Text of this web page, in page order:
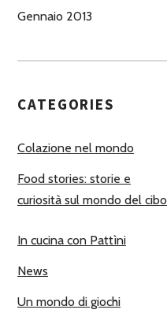
Gennaio 2013
CATEGORIES
Colazione nel mondo
Food stories: storie e
curiosità sul mondo del cibo
In cucina con Pattìni
News
Un mondo di giochi